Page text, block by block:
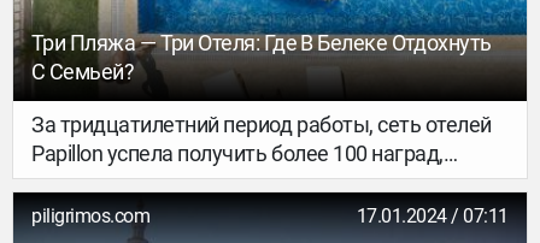
Три Пляжа — Три Отеля: Где В Белеке Отдохнуть
С Семьей?
За тридцатилетний период работы, сеть отелей
Papillon успела получить более 100 наград,
включая звание «Лучшего Семейного Отеля
Турции». Интересное расположение трех отелей:
piligrimos.com 17.01.2024 / 07:11